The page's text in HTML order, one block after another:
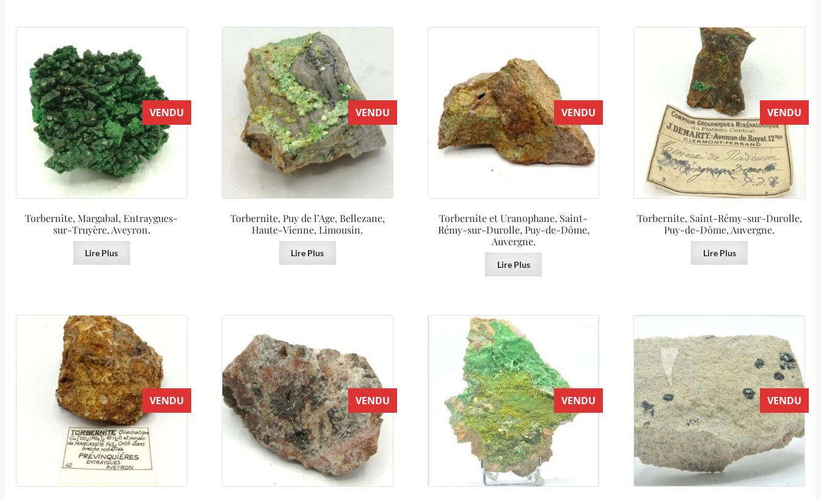
VENDU
Torbernite, Margabal, Entraygues-
sur-Truyère, Aveyron.
Lire Plus
VENDU
Torbernite, Puy de l’Age, Bellezane,
Haute-Vienne, Limousin.
Lire Plus
VENDU
Torbernite et Uranophane, Saint-
Rémy-sur-Durolle, Puy-de-Dôme,
Auvergne.
Lire Plus
VENDU
Torbernite, Saint-Rémy-sur-Durolle,
Puy-de-Dôme, Auvergne.
Lire Plus
VENDU VENDU VENDU VENDU